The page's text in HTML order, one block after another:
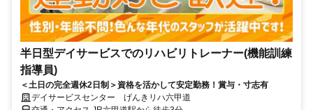
半日型デイサービスでのリハビリトレーナー(機能訓練
指導員)
＜土日の完全週休2日制＞資格を活かして安定勤務！賞与・寸志有
デイサービスセンター げんきリハ六甲道